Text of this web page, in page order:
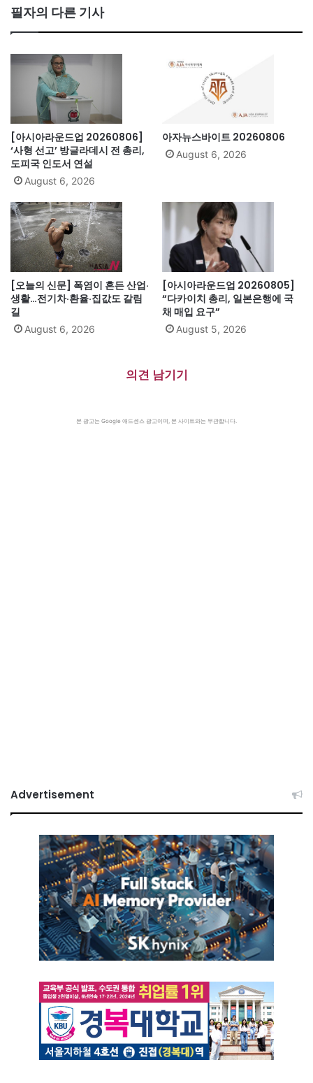
필자의 다른 기사
[아시아라운드업 20260806]
‘사형 선고’ 방글라데시 전 총리,
도피국 인도서 연설
August 6, 2026
아자뉴스바이트 20260806
August 6, 2026
[오늘의 신문] 폭염이 흔든 산업·
생활…전기차·환율·집값도 갈림
길
August 6, 2026
[아시아라운드업 20260805]
“다카이치 총리, 일본은행에 국
채 매입 요구”
August 5, 2026
의견 남기기
본 광고는 Google 애드센스 광고이며, 본 사이트와는 무관합니다.
Advertisement